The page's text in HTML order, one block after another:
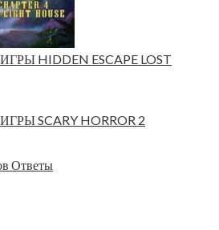
HIDDEN ESCAPE LOST
SCARY HORROR 2
Ответы